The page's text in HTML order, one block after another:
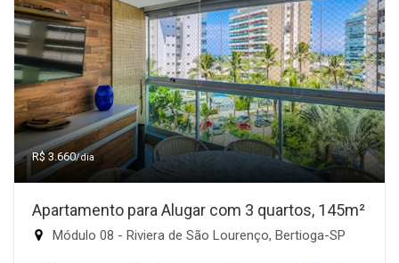
R$ 3.660/dia
Apartamento para Alugar com 3 quartos, 145m²
Módulo 08 - Riviera de São Lourenço, Bertioga-SP